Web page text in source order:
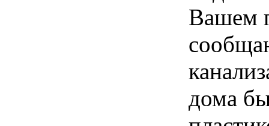
Вашем
дома